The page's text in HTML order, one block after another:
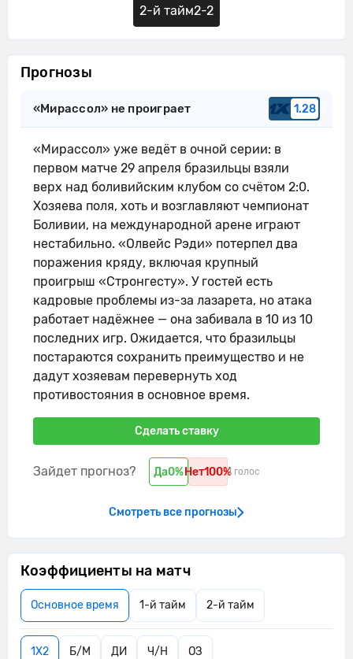
2-й тайм2-2
Прогнозы
«Мирассол» не проиграет 1.28
«Мирассол» уже ведёт в очной серии: в
первом матче 29 апреля бразильцы взяли
верх над боливийским клубом со счётом 2:0.
Хозяева поля, хоть и возглавляют чемпионат
Боливии, на международной арене играют
нестабильно. «Олвейс Рэди» потерпел два
поражения кряду, включая крупный
проигрыш «Стронгесту». У гостей есть
кадровые проблемы из-за лазарета, но атака
работает надёжнее — она забивала в 10 из 10
последних игр. Ожидается, что бразильцы
постараются сохранить преимущество и не
дадут хозяевам перевернуть ход
противостояния в основное время.
Сделать ставку
Зайдет прогноз? Да0% Нет100%1 голос
Смотреть все прогнозы
Коэффициенты на матч
Основное время 1-й тайм 2-й тайм
1X2 Б/М ДИ Ч/Н ОЗ